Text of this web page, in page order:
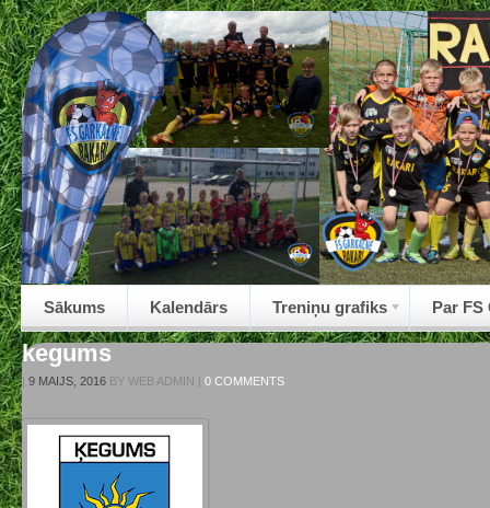
Sākums Kalendārs Treniņu grafiks Par FS
kegums
| 9 MAIJS, 2016 BY WEB ADMIN | 0 COMMENTS